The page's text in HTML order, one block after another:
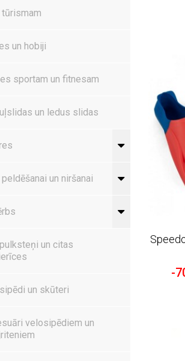
un hobiji
sportam un fitnesam
un ledus slidas
un niršanai
un citas
un skūteri
velosipēdiem un
-